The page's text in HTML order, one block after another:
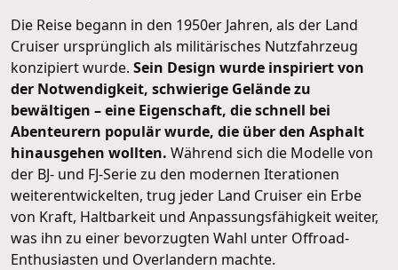
Die Reise begann in den 1950er Jahren, als der Land
Cruiser ursprünglich als militärisches Nutzfahrzeug
konzipiert wurde. Sein Design wurde inspiriert von
der Notwendigkeit, schwierige Gelände zu
bewältigen – eine Eigenschaft, die schnell bei
Abenteurern populär wurde, die über den Asphalt
hinausgehen wollten. Während sich die Modelle von
der BJ- und FJ-Serie zu den modernen Iterationen
weiterentwickelten, trug jeder Land Cruiser ein Erbe
von Kraft, Haltbarkeit und Anpassungsfähigkeit weiter,
was ihn zu einer bevorzugten Wahl unter Offroad-
Enthusiasten und Overlandern machte.